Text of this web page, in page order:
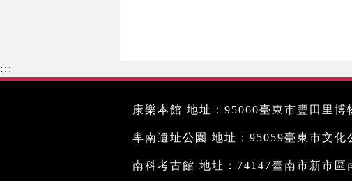
:::
康樂本館 地址：95060臺東市豐田里
卑南遺址公園 地址：95059臺東市文
南科考古館 地址：74147臺南市新市